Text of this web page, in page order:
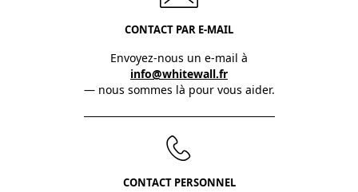
CONTACT PAR E-MAIL
Envoyez-nous un e-mail à
info@whitewall.fr
— nous sommes là pour vous aider.
CONTACT PERSONNEL